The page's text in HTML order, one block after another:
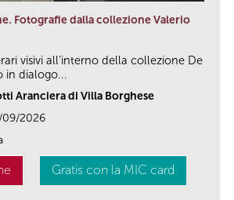
Fotografie dalla collezione Valerio
visivi all’interno della collezione De
in dialogo...
Aranciera di Villa Borghese
2026
Gratis con la MIC card